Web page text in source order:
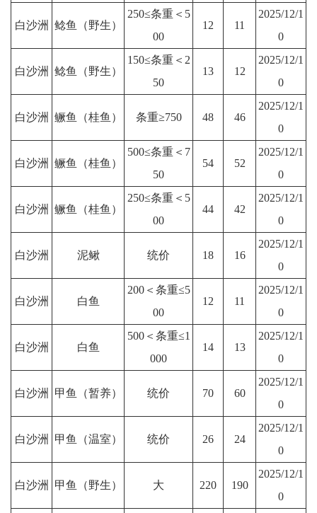
白沙洲 鲶鱼（野生）
250≤条重＜5
00
12 11
2025/12/1
0
白沙洲 鲶鱼（野生）
150≤条重＜2
50
13 12
2025/12/1
0
白沙洲 鳜鱼（桂鱼） 条重≥750 48 46
2025/12/1
0
白沙洲 鳜鱼（桂鱼）
500≤条重＜7
50
54 52
2025/12/1
0
白沙洲 鳜鱼（桂鱼）
250≤条重＜5
00
44 42
2025/12/1
0
白沙洲 泥鳅 统价 18 16
2025/12/1
0
白沙洲 白鱼
200＜条重≤5
00
12 11
2025/12/1
0
白沙洲 白鱼
500＜条重≤1
000
14 13
2025/12/1
0
白沙洲 甲鱼（暂养） 统价 70 60
2025/12/1
0
白沙洲 甲鱼（温室） 统价 26 24
2025/12/1
0
白沙洲 甲鱼（野生） 大 220 190
2025/12/1
0